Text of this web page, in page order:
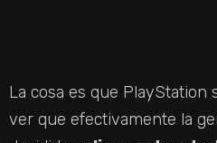
La cosa es que PlayStation
ver que efectivamente la